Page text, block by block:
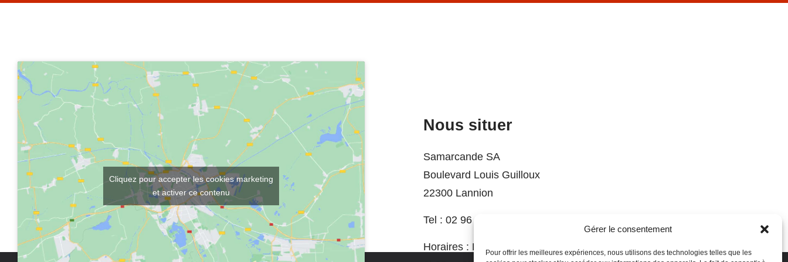
Gérer le consentement
Pour offrir les meilleures expériences, nous utilisons des technologies telles que les
Cliquez pour accepter les cookies marketing
et activer ce contenu
Nous situer
Samarcande SA
Boulevard Louis Guilloux
22300 Lannion
Tel : 02 96 37 74 06
Horaires : Du mardi au samedi